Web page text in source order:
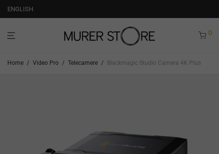
ENGLISH
0
Home / Video Pro / Telecamere / Blackmagic Studio Camera 4K Plus